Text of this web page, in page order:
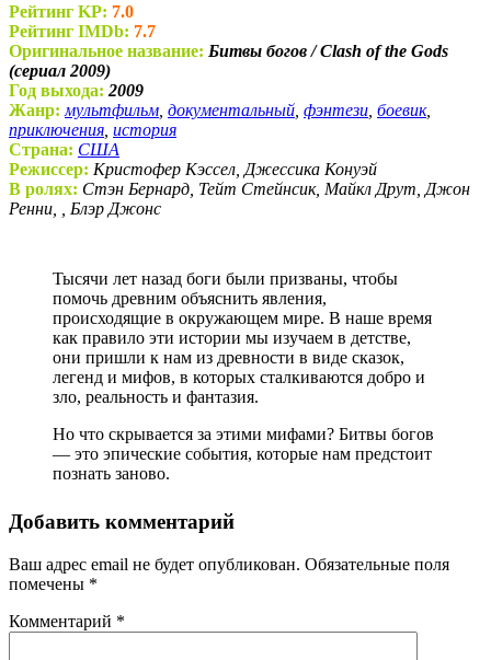
Рейтинг KP: 7.0
Рейтинг IMDb: 7.7
Оригинальное название: Битвы богов / Clash of the Gods
(сериал 2009)
Год выхода: 2009
Жанр: мультфильм документальный фэнтези боевик,
приключения история
Страна: США
Режиссер: Кристофер Кэссел, Джессика Конуэй
В ролях: Стэн Бернард, Тейт Стейнсик, Майкл Друт, Джон
Ренни, , Блэр Джонс
Тысячи лет назад боги были призваны, чтобы
помочь древним объяснить явления,
происходящие в окружающем мире. В наше время
как правило эти истории мы изучаем в детстве,
они пришли к нам из древности в виде сказок,
легенд и мифов, в которых сталкиваются добро и
зло, реальность и фантазия.
Но что скрывается за этими мифами? Битвы богов
— это эпические события, которые нам предстоит
познать заново.
Добавить комментарий
Ваш адрес email не будет опубликован. Обязательные поля
помечены *
Комментарий *